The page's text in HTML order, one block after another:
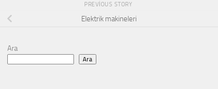
PREVIOUS STORY
Elektrik makineleri
Ara
Ara